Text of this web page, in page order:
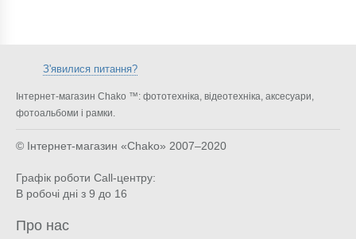
З'явилися питання?
Інтернет-магазин Chako ™: фототехніка, відеотехніка, аксесуари,
фотоальбоми і рамки.
© Інтернет-магазин «Chako» 2007–2020
Графік роботи Call-центру:
В робочі дні з 9 до 16
Про нас